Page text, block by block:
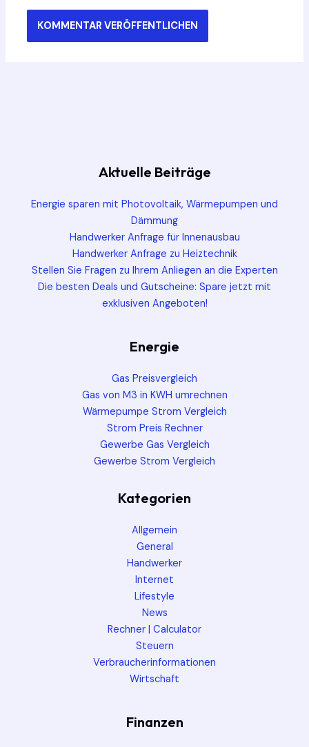
Aktuelle Beiträge
Energie sparen mit Photovoltaik, Wärmepumpen und
Dämmung
Handwerker Anfrage für Innenausbau
Handwerker Anfrage zu Heiztechnik
Stellen Sie Fragen zu Ihrem Anliegen an die Experten
Die besten Deals und Gutscheine: Spare jetzt mit
exklusiven Angeboten!
Energie
Gas Preisvergleich
Gas von M3 in KWH umrechnen
Wärmepumpe Strom Vergleich
Strom Preis Rechner
Gewerbe Gas Vergleich
Gewerbe Strom Vergleich
Kategorien
Allgemein
General
Handwerker
Internet
Lifestyle
News
Rechner | Calculator
Steuern
Verbraucherinformationen
Wirtschaft
Finanzen